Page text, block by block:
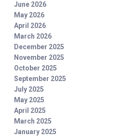
June 2026
May 2026
April 2026
March 2026
December 2025
November 2025
October 2025
September 2025
July 2025
May 2025
April 2025
March 2025
January 2025